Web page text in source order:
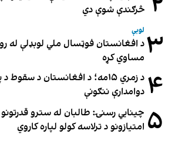
څرګندې شوې دي
۳ لوبې
مساوي کړه
۴
د زمري ۱۵مه؛ د افغانستان د
دوامدارې ننګونې
۵ چینایي رسنۍ: طالبان له سترو
امتیازونو د ترلاسه کولو لپاره کاروي